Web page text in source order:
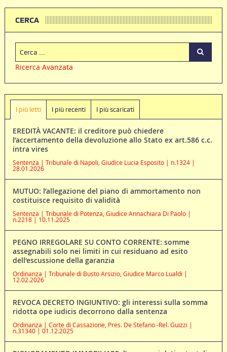
CERCA
Ricerca Avanzata
I più letti I più recenti I più scaricati
EREDITÀ VACANTE: il creditore può chiedere
l’accertamento della devoluzione allo Stato ex art.586 c.c.
intra vires
Sentenza | Tribunale di Napoli, Giudice Lucia Esposito | n.1324 |
28.01.2026
MUTUO: l’allegazione del piano di ammortamento non
costituisce requisito di validità
Sentenza | Tribunale di Potenza, Giudice Annachiara Di Paolo |
n.2218 | 10.11.2025
PEGNO IRREGOLARE SU CONTO CORRENTE: somme
assegnabili solo nei limiti in cui residuano ad esito
dell’escussione della garanzia
Ordinanza | Tribunale di Busto Arsizio, Giudice Marco Lualdi |
12.02.2026
REVOCA DECRETO INGIUNTIVO: gli interessi sulla somma
ridotta ope iudicis decorrono dalla sentenza
Ordinanza | Corte di Cassazione, Pres. De Stefano -Rel. Guizzi |
n.31340 | 01.12.2025